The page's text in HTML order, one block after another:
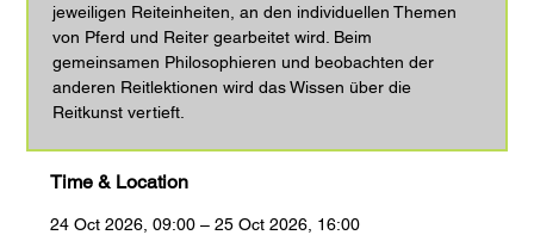
jeweiligen Reiteinheiten, an den individuellen Themen
von Pferd und Reiter gearbeitet wird. Beim
gemeinsamen Philosophieren und beobachten der
anderen Reitlektionen wird das Wissen über die
Reitkunst vertieft.
Time & Location
24 Oct 2026, 09:00 – 25 Oct 2026, 16:00